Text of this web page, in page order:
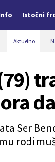
Info Istočni
Aktuelno
Ser
rodi